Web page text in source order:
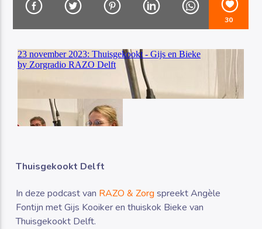
Luister RAZO online
30
Thuisgekookt Delft
In deze podcast van RAZO & Zorg spreekt Angèle
Fontijn met Gijs Kooiker en thuiskok Bieke van
Thuisgekookt Delft.